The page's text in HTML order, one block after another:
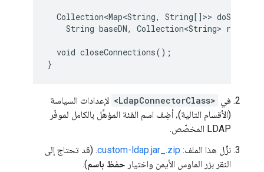
Collection<Map<String, String[]>>
String baseDN, Collection<String>
  void closeConnections();
}
في <LdapConnectorClass> لإعدادات السياسة
(الأقسام التالية)، أضِف اسم الفئة المؤهَّل بالكامل لموفّر
LDAP المخصّص.
نزِّل هذا الملف: custom-ldap.jar_.zip. (قد تحتاج إلى
النقر بزر الماوس الأيمن واختيار حفظ باسم).